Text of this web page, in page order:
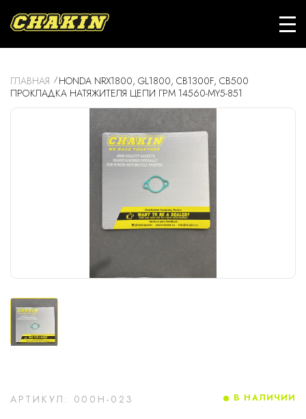
ГЛАВНАЯ
HONDA NRX1800, GL1800, CB1300F, CB500
ПРОКЛАДКА НАТЯЖИТЕЛЯ ЦЕПИ ГРМ 14560-MY5-851
АРТИКУЛ: 000H-023 В НАЛИЧИИ